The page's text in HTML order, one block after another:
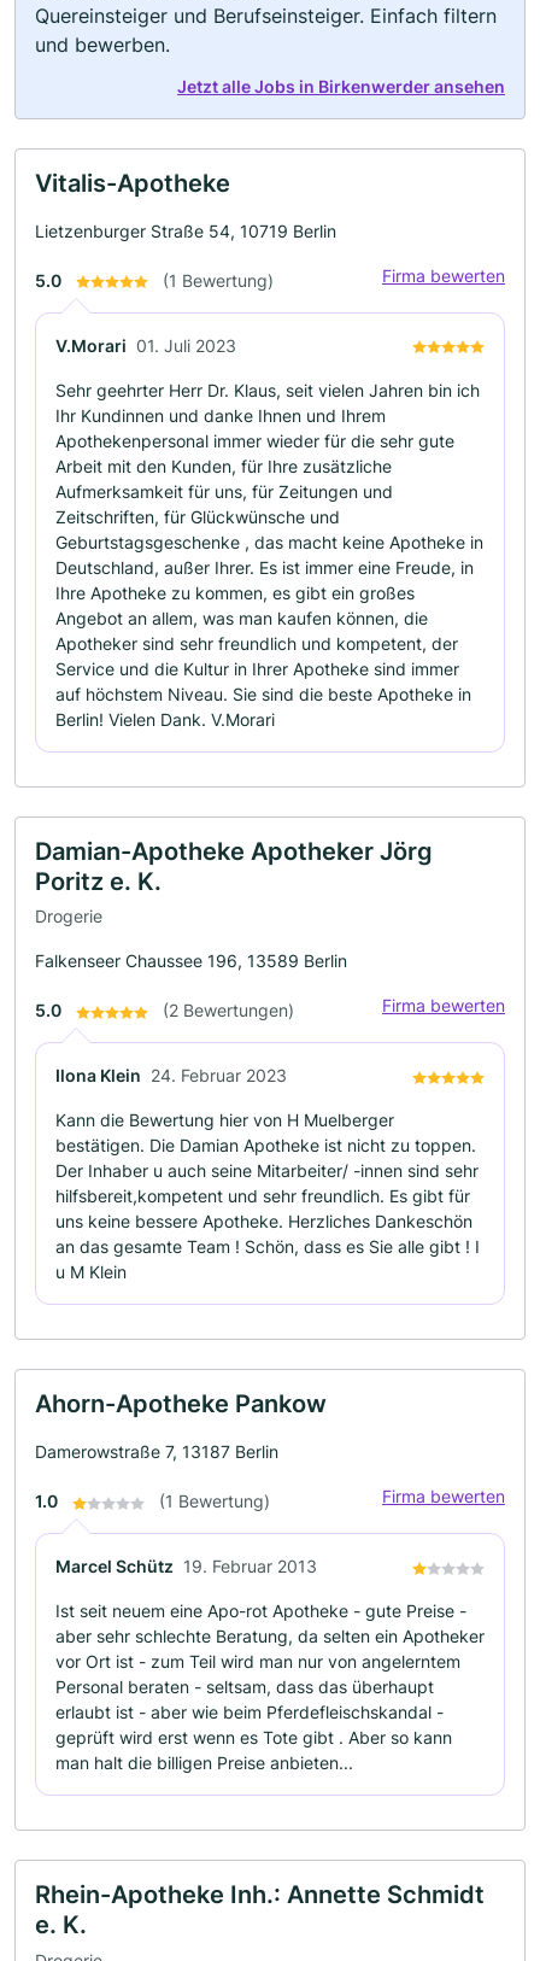
Quereinsteiger und Berufseinsteiger. Einfach filtern
und bewerben.
Jetzt alle Jobs in Birkenwerder ansehen
Vitalis-Apotheke
Lietzenburger Straße 54, 10719 Berlin
5.0 (1 Bewertung) Firma bewerten
V.Morari 01. Juli 2023
Sehr geehrter Herr Dr. Klaus, seit vielen Jahren bin ich
Ihr Kundinnen und danke Ihnen und Ihrem
Apothekenpersonal immer wieder für die sehr gute
Arbeit mit den Kunden, für Ihre zusätzliche
Aufmerksamkeit für uns, für Zeitungen und
Zeitschriften, für Glückwünsche und
Geburtstagsgeschenke , das macht keine Apotheke in
Deutschland, außer Ihrer. Es ist immer eine Freude, in
Ihre Apotheke zu kommen, es gibt ein großes
Angebot an allem, was man kaufen können, die
Apotheker sind sehr freundlich und kompetent, der
Service und die Kultur in Ihrer Apotheke sind immer
auf höchstem Niveau. Sie sind die beste Apotheke in
Berlin! Vielen Dank. V.Morari
Damian-Apotheke Apotheker Jörg
Poritz e. K.
Drogerie
Falkenseer Chaussee 196, 13589 Berlin
5.0 (2 Bewertungen) Firma bewerten
Ilona Klein 24. Februar 2023
Kann die Bewertung hier von H Muelberger
bestätigen. Die Damian Apotheke ist nicht zu toppen.
Der Inhaber u auch seine Mitarbeiter/ -innen sind sehr
hilfsbereit,kompetent und sehr freundlich. Es gibt für
uns keine bessere Apotheke. Herzliches Dankeschön
an das gesamte Team ! Schön, dass es Sie alle gibt ! I
u M Klein
Ahorn-Apotheke Pankow
Damerowstraße 7, 13187 Berlin
1.0 (1 Bewertung) Firma bewerten
Marcel Schütz 19. Februar 2013
Ist seit neuem eine Apo-rot Apotheke - gute Preise -
aber sehr schlechte Beratung, da selten ein Apotheker
vor Ort ist - zum Teil wird man nur von angelerntem
Personal beraten - seltsam, dass das überhaupt
erlaubt ist - aber wie beim Pferdefleischskandal -
geprüft wird erst wenn es Tote gibt . Aber so kann
man halt die billigen Preise anbieten...
Rhein-Apotheke Inh.: Annette Schmidt
e. K.